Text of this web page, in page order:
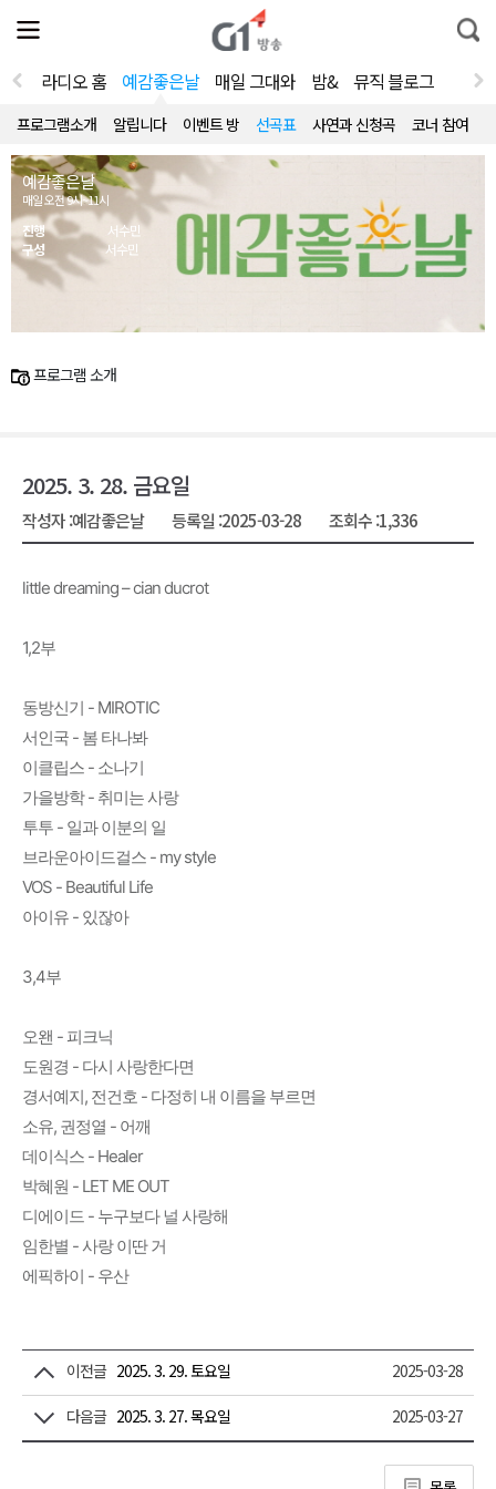
전
체
뉴
열
통
합
라디오 홈 예감좋은날 매일 그대와 밤& 뮤직 블로그
프로그램소개 알립니다 이벤트 방 선곡표 사연과 신청곡 코너 참여
예감좋은날
매일 오전 9시~11시
진행
서수민
구성
서수민
프로그램 소개
2025. 3. 28. 금요일
작성자 :예감좋은날 등록일 :2025-03-28 조회수 :1,336
little dreaming – cian ducrot
1,2부
동방신기 - MIROTIC
서인국 - 봄 타나봐
이클립스 - 소나기
가을방학 - 취미는 사랑
투투 - 일과 이분의 일
브라운아이드걸스 - my style
VOS - Beautiful Life
아이유 - 있잖아
3,4부
오왠 - 피크닉
도원경 - 다시 사랑한다면
경서예지, 전건호 - 다정히 내 이름을 부르면
소유, 권정열 - 어깨
데이식스 - Healer
박혜원 - LET ME OUT
디에이드 - 누구보다 널 사랑해
임한별 - 사랑 이딴 거
에픽하이 - 우산
이전글 2025. 3. 29. 토요일 2025-03-28
다음글 2025. 3. 27. 목요일 2025-03-27